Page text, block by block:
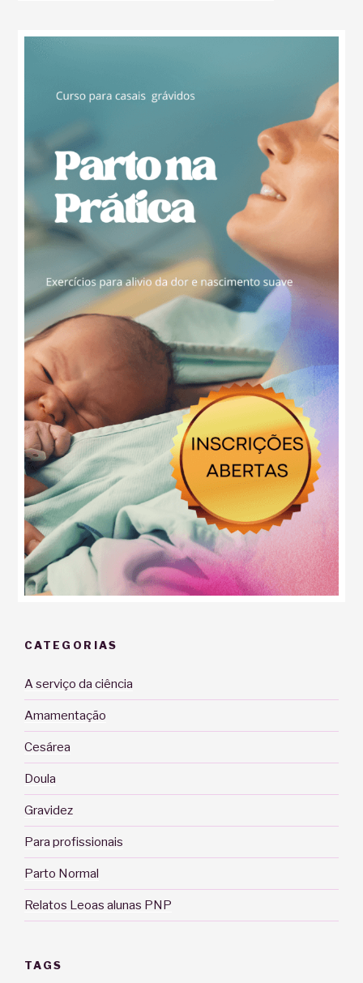
CATEGORIAS
A serviço da ciência
Amamentação
Cesárea
Doula
Gravidez
Para profissionais
Parto Normal
Relatos Leoas alunas PNP
TAGS